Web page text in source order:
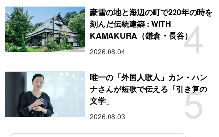
4
豪雪の地と海辺の町で220年の時を
刻んだ伝統建築 : WITH
KAMAKURA（鎌倉・長谷）
2026.08.04
5
唯一の「外国人歌人」カン・ハン
ナさんが短歌で伝える「引き算の
文学」
2026.08.03